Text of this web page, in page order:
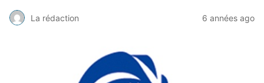
La rédaction 6 années ago